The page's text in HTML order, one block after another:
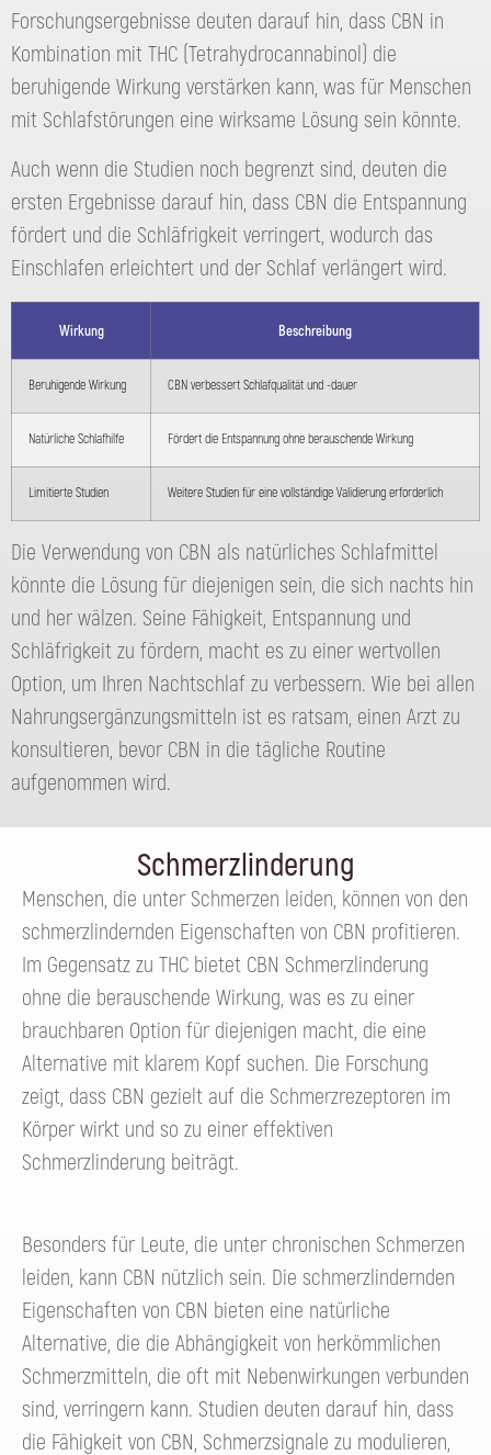
Forschungsergebnisse deuten darauf hin, dass CBN in
Kombination mit THC (Tetrahydrocannabinol) die
beruhigende Wirkung verstärken kann, was für Menschen
mit Schlafstörungen eine wirksame Lösung sein könnte.
Auch wenn die Studien noch begrenzt sind, deuten die
ersten Ergebnisse darauf hin, dass CBN die Entspannung
fördert und die Schläfrigkeit verringert, wodurch das
Einschlafen erleichtert und der Schlaf verlängert wird.
Wirkung Beschreibung
Beruhigende Wirkung CBN verbessert Schlafqualität und -dauer
Natürliche Schlafhilfe Fördert die Entspannung ohne berauschende Wirkung
Limitierte Studien Weitere Studien für eine vollständige Validierung erforderlich
Die Verwendung von CBN als natürliches Schlafmittel
könnte die Lösung für diejenigen sein, die sich nachts hin
und her wälzen. Seine Fähigkeit, Entspannung und
Schläfrigkeit zu fördern, macht es zu einer wertvollen
Option, um Ihren Nachtschlaf zu verbessern. Wie bei allen
Nahrungsergänzungsmitteln ist es ratsam, einen Arzt zu
konsultieren, bevor CBN in die tägliche Routine
aufgenommen wird.
Schmerzlinderung
Menschen, die unter Schmerzen leiden, können von den
schmerzlindernden Eigenschaften von CBN profitieren.
Im Gegensatz zu THC bietet CBN Schmerzlinderung
ohne die berauschende Wirkung, was es zu einer
brauchbaren Option für diejenigen macht, die eine
Alternative mit klarem Kopf suchen. Die Forschung
zeigt, dass CBN gezielt auf die Schmerzrezeptoren im
Körper wirkt und so zu einer effektiven
Schmerzlinderung beiträgt.
Besonders für Leute, die unter chronischen Schmerzen
leiden, kann CBN nützlich sein. Die schmerzlindernden
Eigenschaften von CBN bieten eine natürliche
Alternative, die die Abhängigkeit von herkömmlichen
Schmerzmitteln, die oft mit Nebenwirkungen verbunden
sind, verringern kann. Studien deuten darauf hin, dass
die Fähigkeit von CBN, Schmerzsignale zu modulieren,